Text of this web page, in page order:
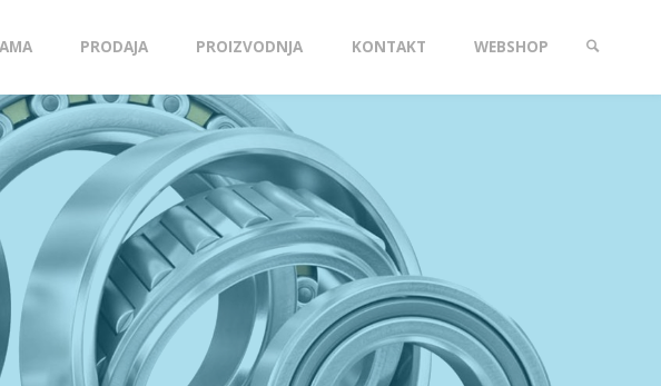
PRODAJA PROIZVODNJA KONTAKT WEBSHOP